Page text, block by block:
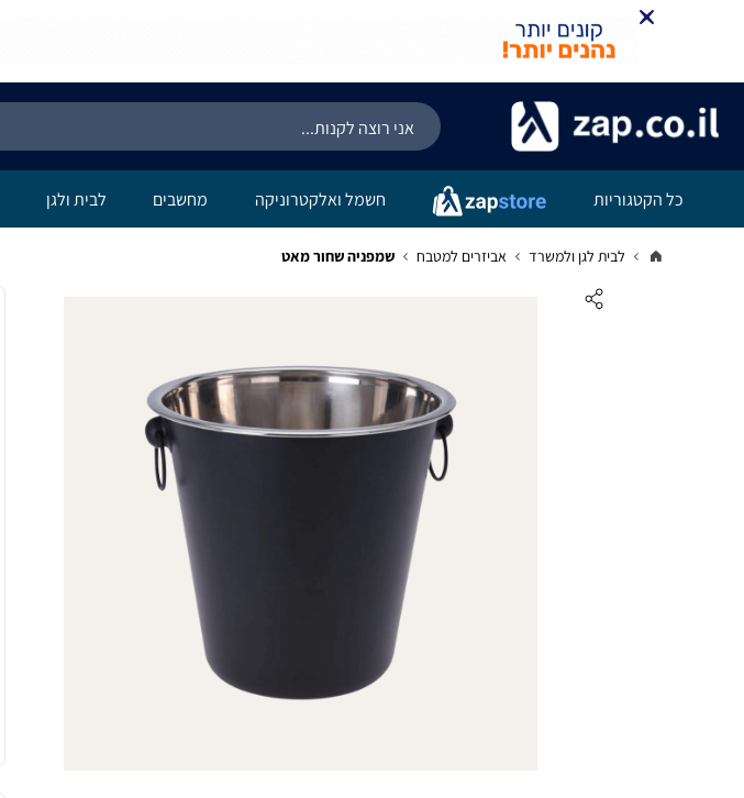
כל הקטגוריות חשמל ואלקטרוניקה מחשבים לבית ולגן
לבית לגן ולמשרד אביזרים למטבח שמפניה שחור מאט